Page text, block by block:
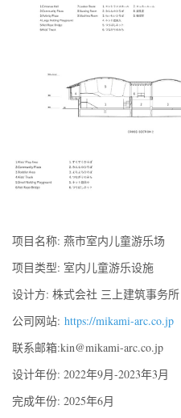
项目名称: 燕市室内儿童游乐场
项目类型: 室内儿童游乐设施
设计方: 株式会社 三上建筑事务所
公司网站: https://mikami-arc.co.jp
联系邮箱:kin@mikami-arc.co.jp
设计年份: 2022年9月-2023年3月
完成年份: 2025年6月